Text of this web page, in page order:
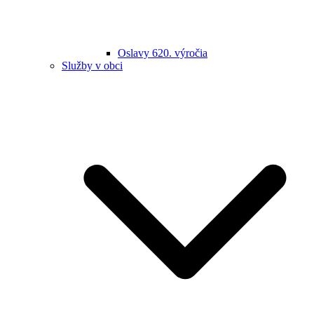
Oslavy 620. výročia
Služby v obci